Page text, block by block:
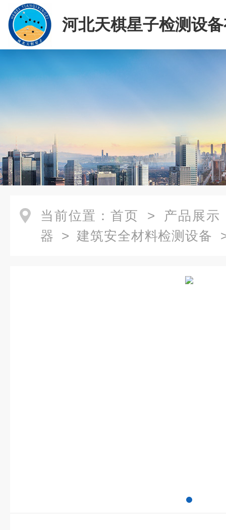
河北天棋星子检测设
司
当前位置： 首页 > 产品展示
器 > 建筑安全材料检测设备